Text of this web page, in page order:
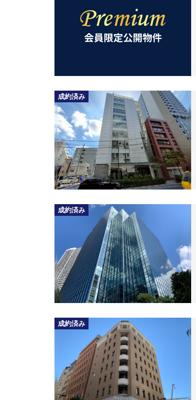
成約済み
成約済み
成約済み